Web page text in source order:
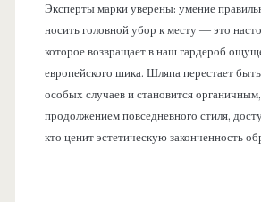
Эксперты марки уверены: умение
носить головной убор к месту — это
которое возвращает в наш гардероб
европейского шика. Шляпа перестает
особых случаев и становится
продолжением повседневного стиля,
кто ценит эстетическую законченность